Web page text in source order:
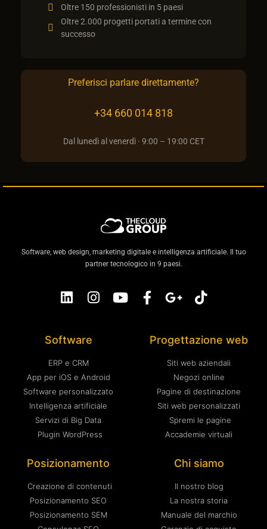
Oltre 150 professionisti in 5 paesi
Oltre 2.000 progetti portati a termine con
successo
Preferisci parlare direttamente?
+34 660 014 818
Dal lunedì al venerdì · 9:00 – 19:00 CET
Software, web design, marketing digitale e intelligenza artificiale. Il tuo
partner tecnologico in 9 paesi.
Software
ERP e CRM
App per iOS e Android
Software personalizzato
Intelligenza artificiale
Servizi di Big Data
Plugin WordPress
Progettazione web
Siti web aziendali
Negozi online
Pagine di destinazione
Siti web personalizzati
Spremi le pagine
Accademie virtuali
Posizionamento
Creazione di contenuti
Posizionamento SEO
Posizionamento SEM
Chi siamo
Il nostro blog
La nostra storia
Manuale del marchio